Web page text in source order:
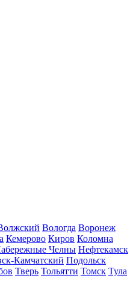
Вологда Воронеж
Кемерово Киров Коломна
Челны Нефтекамск
Камчатский Подольск
Тверь Тольятти Томск Тула